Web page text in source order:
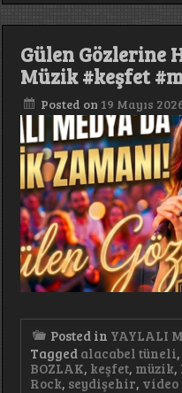
Gülen Gözlerine
Müzik #keşfet
Posted on 19 Mayıs
Posted in YAYLALI
Tagged alacabel tüneli,
BOZLAK, keşfet, müzik,
Rock, seydişehir, video